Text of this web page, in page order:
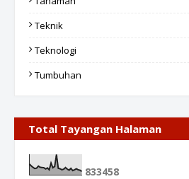
Teknik
Teknologi
Tumbuhan
Total Tayangan Halaman
833458